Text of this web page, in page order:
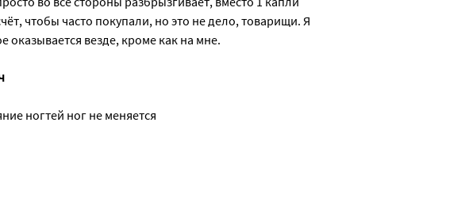
чтобы часто покупали, но это не дело, товарищи. Я
оказывается везде, кроме как на мне.
ногтей ног не меняется